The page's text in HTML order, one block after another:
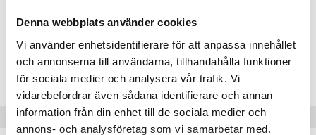
Denna webbplats använder cookies
Vi använder enhetsidentifierare för att anpassa innehållet
och annonserna till användarna, tillhandahålla funktioner
för sociala medier och analysera vår trafik. Vi
vidarebefordrar även sådana identifierare och annan
information från din enhet till de sociala medier och
annons- och analysföretag som vi samarbetar med.
Ceramide NG, Lysine HCl, Coumarin, Linalool.
Tuotenumero
CTE20-U0-400-XX-XX
Vinkkejä sinulle